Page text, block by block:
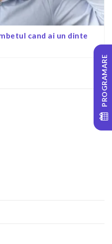
cand ai un dinte
PROGRAMARE